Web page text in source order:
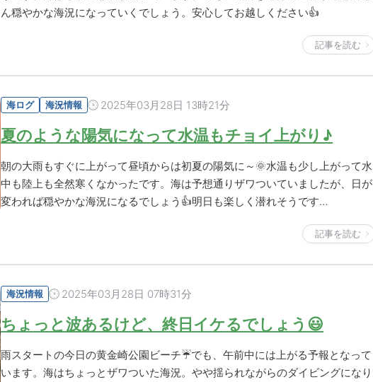
ん穏やかな海況になっていくでしょう。安心してお越しください👍
記事を読む
海ログ 海況情報 2025年03月28日 13時21分
夏のような陽気になって水温もチョイ上がり♪
朝の大雨もすぐに上がって昼頃からは初夏の陽気に～🌞水温も少し上がって水
中も陸上も全然寒くなかったです。海は予想通りザワついていましたが、日が
変われば穏やかな海況になるでしょう👍明日も楽しく潜れそうです…
記事を読む
海況情報 2025年03月28日 07時31分
ちょっと波あるけど、終日イケるでしょう😃
雨スタートの今日の黄金崎公園ビーチ☔でも、午前中には上がる予報となって
います。海はちょっとザワついた海況。やや揺られながらのダイビングになり